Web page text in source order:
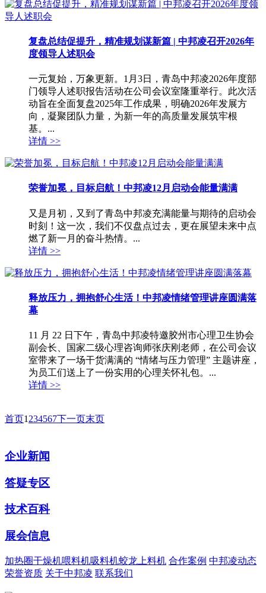
复盘总结促提升，精准规划谋新篇 | 中邦凌召开2026年
度领导人述职会
一元复始，万象更新。1月3日，青岛中邦凌2026年度部
门领导人述职报告活动在公司会议室隆重举行。此次活
动旨在全面复盘2025年工作成果，明确2026年发展方
向，凝聚团队力量，为新一年的高质量发展筑牢根
基。...
详情 >>
荣誉加冕，目标启航！中邦凌12月启动会能量满满
又是月初，又到了青岛中邦凌充满能量与期待的启动会
时刻！这一次，我们不仅盘点过去，更在展望未来中点
燃了新一月的奋斗热情。...
详情 >>
释放压力，拥抱舒心生活！中邦凌情绪管理讲座圆满落
幕​
11 月 22 日下午，青岛中邦凌特邀胶州市心理卫生协会
副会长、国家二级心理咨询师张庆刚老师，在公司会议
室带来了一场干货满满的 “情绪与压力管理” 主题讲座，
为员工们送上了一份实用的心理关怀礼包。​...
详情 >>
首页1 234567下一页末页
企业新闻
答疑专区
技术百科
展会信息
加热圈干燥机喂料机吸料机蛟龙上料机 合作案例 中邦凌动态
荣誉资质 关于中邦凌 联系我们